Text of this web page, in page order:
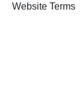
Website Terms